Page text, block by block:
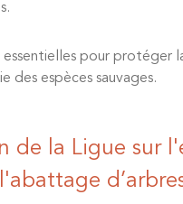
essentielles pour protéger
des espèces sauvages.
de la Ligue sur